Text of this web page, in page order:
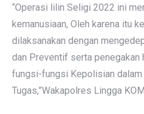
“Operasi lilin Seligi 2022 ini
kemanusiaan, Oleh karena itu
dilaksanakan dengan
dan Preventif serta penegakan
fungsi-fungsi Kepolisian dalam
Tugas,”Wakapolres Lingga